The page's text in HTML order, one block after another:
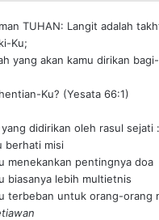
TUHAN: Langit adalah
Ku;
yang akan kamu dirikan
Ku? (Yesata 66:1)
didirikan oleh rasul sejati :
berhati misi
menekankan pentingnya doa
biasanya lebih multietnis
terbeban untuk orang-orang